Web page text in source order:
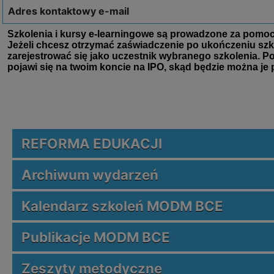
Adres kontaktowy e-mail
REFORMA EDUKACJI
Archiwum wydarzeń
Kalendarz szkoleń MODM BCE
Publikacje MODM BCE
Zeszyty metodyczne